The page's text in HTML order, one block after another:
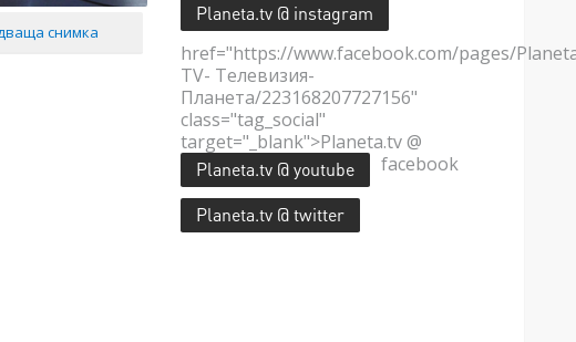
снимка
Planeta.tv @ instagram
href="https://www.facebook.com/pages/
TV- Телевизия-
Планета/223168207727156"
class="tag_social"
target="_blank">Planeta.tv @
facebook
Planeta.tv @ youtube
Planeta.tv @ twitter